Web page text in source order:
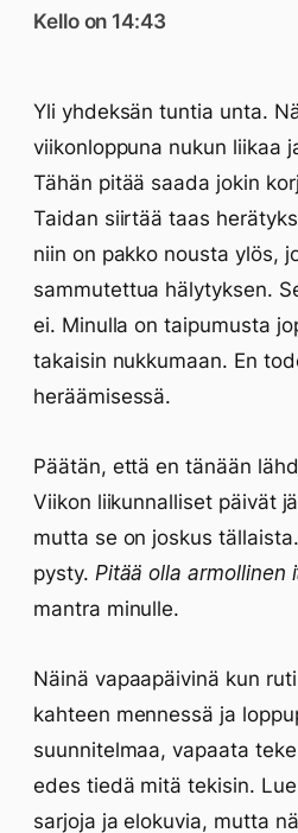
Kello on 14:43
Yli yhdeksän tuntia unta.
viikonloppuna nukun liikaa
Tähän pitää saada jokin
Taidan siirtää taas
niin on pakko nousta ylös,
sammutettua hälytyksen.
ei. Minulla on taipumusta
takaisin nukkumaan. En
heräämisessä.
Päätän, että en tänään
Viikon liikunnalliset päivät
mutta se on joskus
pysty. Pitää olla armollinen
mantra minulle.
Näinä vapaapäivinä kun
kahteen mennessä ja
suunnitelmaa, vapaata
edes tiedä mitä tekisin.
sarjoja ja elokuvia, mutta